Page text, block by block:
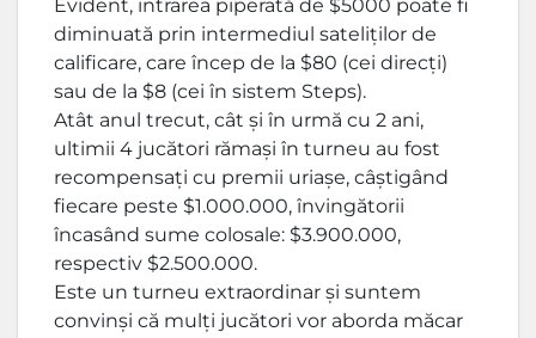
Evident, intrarea piperată de $5000 poate fi
diminuată prin intermediul sateliților de
calificare, care încep de la $80 (cei direcți)
sau de la $8 (cei în sistem Steps).
Atât anul trecut, cât și în urmă cu 2 ani,
ultimii 4 jucători rămași în turneu au fost
recompensați cu premii uriașe, câștigând
fiecare peste $1.000.000, învingătorii
încasând sume colosale: $3.900.000,
respectiv $2.500.000.
Este un turneu extraordinar și suntem
convinși că mulți jucători vor aborda măcar